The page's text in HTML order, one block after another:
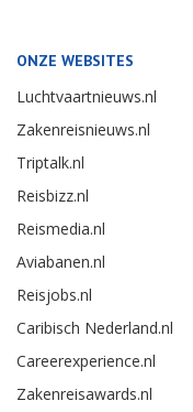
ONZE WEBSITES
Luchtvaartnieuws.nl
Zakenreisnieuws.nl
Triptalk.nl
Reisbizz.nl
Reismedia.nl
Aviabanen.nl
Reisjobs.nl
Caribisch Nederland.nl
Careerexperience.nl
Zakenreisawards.nl